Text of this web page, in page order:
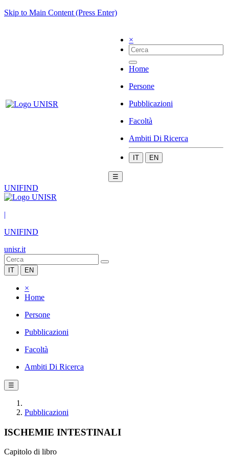
Skip to Main Content (Press Enter)
×
Home
Persone
Pubblicazioni
Facoltà
Ambiti Di Ricerca
IT EN
☰
UNIFIND
|
UNIFIND
unisr.it
IT EN
×
Home
Persone
Pubblicazioni
Facoltà
Ambiti Di Ricerca
☰
Pubblicazioni
ISCHEMIE INTESTINALI
Capitolo di libro